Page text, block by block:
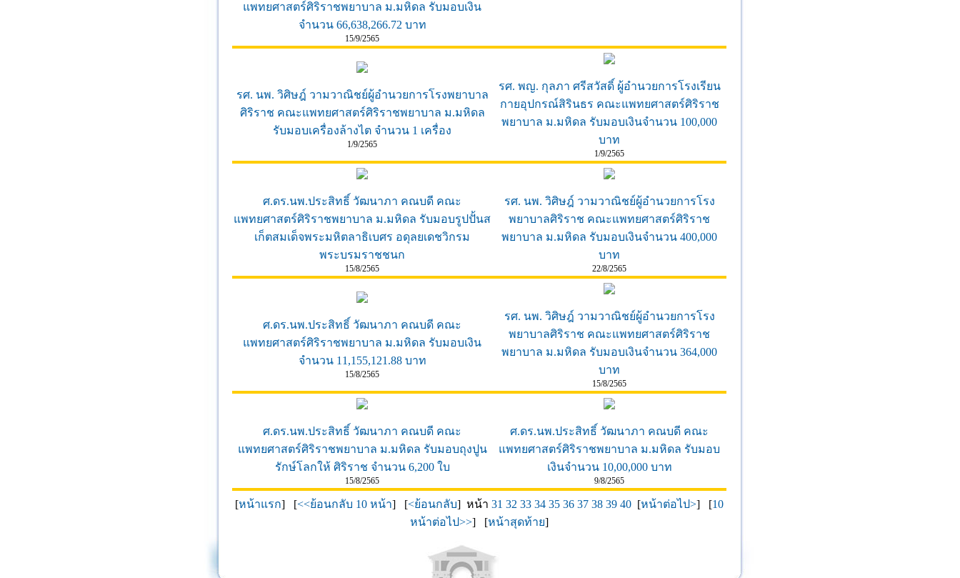
แพทยศาสตร์ศิริราชพยาบาล ม.มหิดล รับมอบเงิน
จำนวน 66,638,266.72 บาท
15/9/2565
รศ. นพ. วิศิษฎ์ วามวาณิชย์ผู้อำนวยการโรงพยาบาล
ศิริราช คณะแพทยศาสตร์ศิริราชพยาบาล ม.มหิดล
รับมอบเครื่องล้างไต จำนวน 1 เครื่อง
1/9/2565
รศ. พญ. กุลภา ศรีสวัสดิ์ ผู้อำนวยการโรงเรียน
กายอุปกรณ์สิรินธร คณะแพทยศาสตร์ศิริราช
พยาบาล ม.มหิดล รับมอบเงินจำนวน 100,000
บาท
1/9/2565
ศ.ดร.นพ.ประสิทธิ์ วัฒนาภา คณบดี คณะ
แพทยศาสตร์ศิริราชพยาบาล ม.มหิดล รับมอบรูปปั้นส
เก็ตสมเด็จพระมหิตลาธิเบศร อดุลยเดชวิกรม
พระบรมราชชนก
15/8/2565
รศ. นพ. วิศิษฎ์ วามวาณิชย์ผู้อำนวยการโรง
พยาบาลศิริราช คณะแพทยศาสตร์ศิริราช
พยาบาล ม.มหิดล รับมอบเงินจำนวน 400,000
บาท
22/8/2565
ศ.ดร.นพ.ประสิทธิ์ วัฒนาภา คณบดี คณะ
แพทยศาสตร์ศิริราชพยาบาล ม.มหิดล รับมอบเงิน
จำนวน 11,155,121.88 บาท
15/8/2565
รศ. นพ. วิศิษฎ์ วามวาณิชย์ผู้อำนวยการโรง
พยาบาลศิริราช คณะแพทยศาสตร์ศิริราช
พยาบาล ม.มหิดล รับมอบเงินจำนวน 364,000
บาท
15/8/2565
ศ.ดร.นพ.ประสิทธิ์ วัฒนาภา คณบดี คณะ
แพทยศาสตร์ศิริราชพยาบาล ม.มหิดล รับมอบถุงปูน
รักษ์โลกให้ ศิริราช จำนวน 6,200 ใบ
15/8/2565
ศ.ดร.นพ.ประสิทธิ์ วัฒนาภา คณบดี คณะ
แพทยศาสตร์ศิริราชพยาบาล ม.มหิดล รับมอบ
เงินจำนวน 10,00,000 บาท
9/8/2565
[หน้าแรก] [<<ย้อนกลับ 10 หน้า] [<ย้อนกลับ] หน้า 31 32 33 34 35 36 37 38 39 40 [หน้าต่อไป>] [10
หน้าต่อไป>>] [หน้าสุดท้าย]